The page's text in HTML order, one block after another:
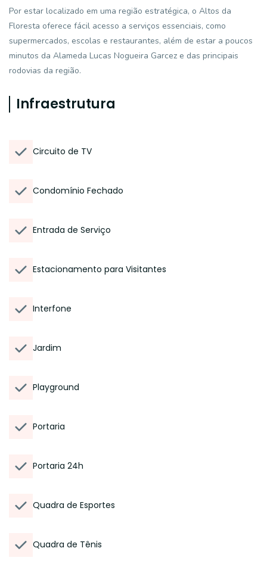
Por estar localizado em uma região estratégica, o Altos da
Floresta oferece fácil acesso a serviços essenciais, como
supermercados, escolas e restaurantes, além de estar a poucos
minutos da Alameda Lucas Nogueira Garcez e das principais
rodovias da região.
Infraestrutura
Circuito de TV
Condomínio Fechado
Entrada de Serviço
Estacionamento para Visitantes
Interfone
Jardim
Playground
Portaria
Portaria 24h
Quadra de Esportes
Quadra de Tênis